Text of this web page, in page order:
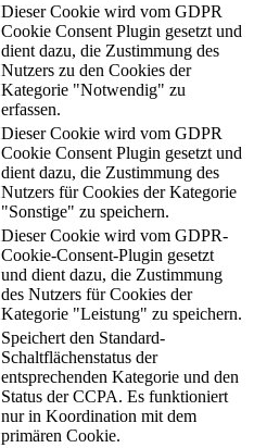
Dieser Cookie wird vom GDPR
Cookie Consent Plugin gesetzt und
dient dazu, die Zustimmung des
Nutzers zu den Cookies der
Kategorie "Notwendig" zu
erfassen.
Dieser Cookie wird vom GDPR
Cookie Consent Plugin gesetzt und
dient dazu, die Zustimmung des
Nutzers für Cookies der Kategorie
"Sonstige" zu speichern.
Dieser Cookie wird vom GDPR-
Cookie-Consent-Plugin gesetzt
und dient dazu, die Zustimmung
des Nutzers für Cookies der
Kategorie "Leistung" zu speichern.
Speichert den Standard-
Schaltflächenstatus der
entsprechenden Kategorie und den
Status der CCPA. Es funktioniert
nur in Koordination mit dem
primären Cookie.